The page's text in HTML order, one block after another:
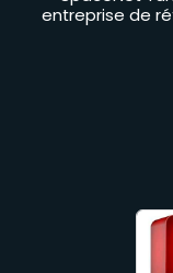
entreprise de